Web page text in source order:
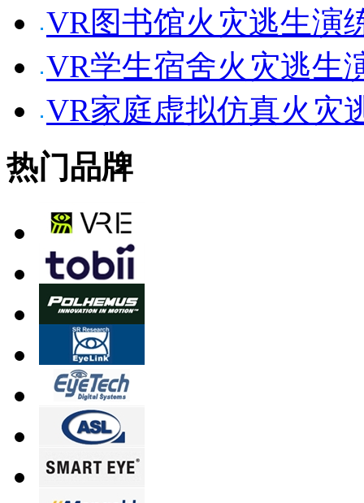
VR图书馆火灾逃生演
VR学生宿舍火灾逃生
VR家庭虚拟仿真火灾
热门品牌